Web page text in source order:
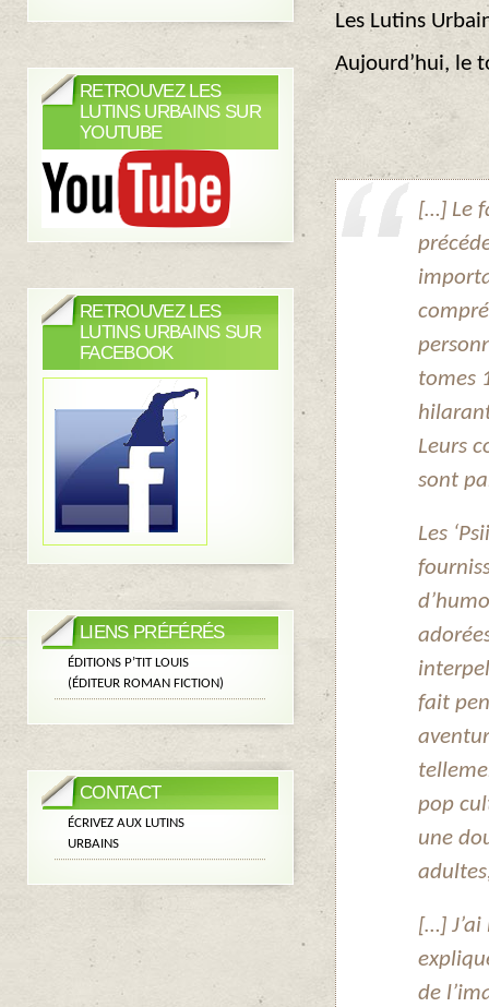
Les Lutins
Aujourd’hui, le
[…] Le
tomes
Leurs
sont
Les
fait
pop
une
[…]
de
RETROUVEZ LES
LUTINS URBAINS SUR
YOUTUBE
RETROUVEZ LES
LUTINS URBAINS SUR
FACEBOOK
LIENS PRÉFÉRÉS
ÉDITIONS P’TIT LOUIS
(ÉDITEUR ROMAN FICTION)
CONTACT
ÉCRIVEZ AUX LUTINS
URBAINS